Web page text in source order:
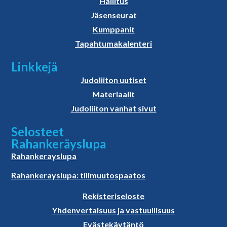
Jäsenseurat
Kumppanit
Tapahtumakalenteri
Linkkejä
Judoliiton uutiset
Materiaalit
Judoliiton vanhat sivut
Selosteet
Rahankeräyslupa
Rahankerayslupa
Rahankerayslupa: tilimuutospaatos
Rekisteriseloste
Yhdenvertaisuus ja vastuullisuus
Evästekäytäntö